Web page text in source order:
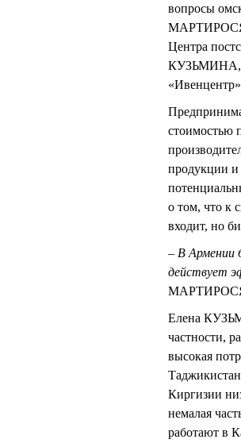
вопросы
МАРТИРОСЯН,
Центра
КУЗЬМИНА,
стоимостью
продукции и
о том, что к
входит, но
– В Армении
действует
Елена
частности,
высокая
Киргизии
немалая
работают в